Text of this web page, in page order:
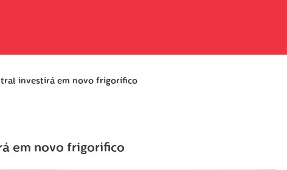
investirá em novo frigorífico
em novo frigorífico